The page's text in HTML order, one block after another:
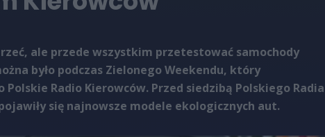
ale przede wszystkim przetestować samochody
było podczas Zielonego Weekendu, który
Polskie Radio Kierowców. Przed siedzibą Polskiego Radia
się najnowsze modele ekologicznych aut.